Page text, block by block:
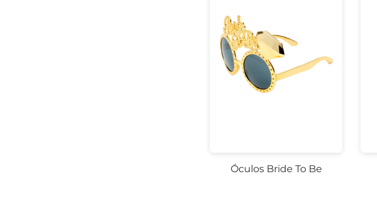
Óculos Bride To Be